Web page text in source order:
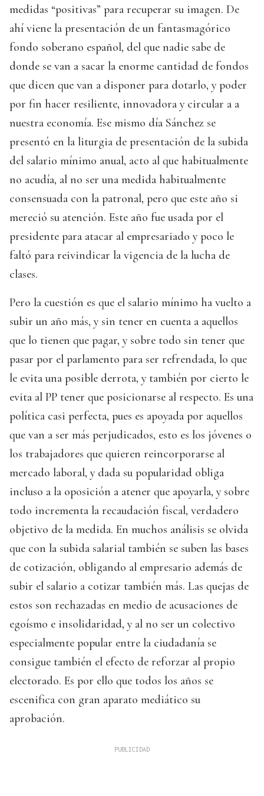
medidas “positivas” para recuperar su imagen. De
ahí viene la presentación de un fantasmagórico
fondo soberano español, del que nadie sabe de
donde se van a sacar la enorme cantidad de fondos
que dicen que van a disponer para dotarlo, y poder
por fin hacer resiliente, innovadora y circular a a
nuestra economía. Ese mismo día Sánchez se
presentó en la liturgia de presentación de la subida
del salario mínimo anual, acto al que habitualmente
no acudía, al no ser una medida habitualmente
consensuada con la patronal, pero que este año si
mereció su atención. Este año fue usada por el
presidente para atacar al empresariado y poco le
faltó para reivindicar la vigencia de la lucha de
clases.
Pero la cuestión es que el salario mínimo ha vuelto a
subir un año más, y sin tener en cuenta a aquellos
que lo tienen que pagar, y sobre todo sin tener que
pasar por el parlamento para ser refrendada, lo que
le evita una posible derrota, y también por cierto le
evita al PP tener que posicionarse al respecto. Es una
política casi perfecta, pues es apoyada por aquellos
que van a ser más perjudicados, esto es los jóvenes o
los trabajadores que quieren reincorporarse al
mercado laboral, y dada su popularidad obliga
incluso a la oposición a atener que apoyarla, y sobre
todo incrementa la recaudación fiscal, verdadero
objetivo de la medida. En muchos análisis se olvida
que con la subida salarial también se suben las bases
de cotización, obligando al empresario además de
subir el salario a cotizar también más. Las quejas de
estos son rechazadas en medio de acusaciones de
egoísmo e insolidaridad, y al no ser un colectivo
especialmente popular entre la ciudadanía se
consigue también el efecto de reforzar al propio
electorado. Es por ello que todos los años se
escenifica con gran aparato mediático su
aprobación.